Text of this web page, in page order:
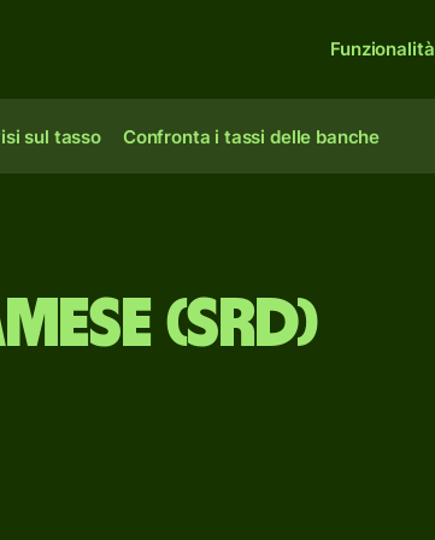
Funzionalità
sul tasso Confronta i tassi delle banche
(SRD)